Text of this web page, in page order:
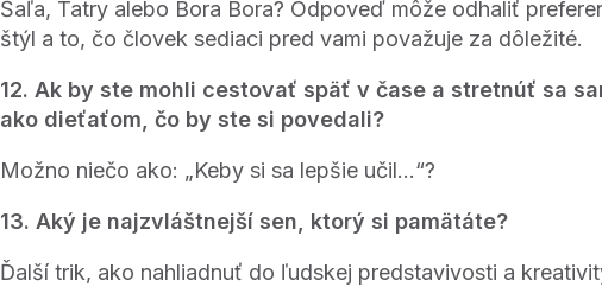
Šaľa, Tatry alebo Bora Bora? Odpoveď môže odhaliť
štýl a to, čo človek sediaci pred vami považuje za dôležité.
12. Ak by ste mohli cestovať späť v čase a stretnúť sa
ako dieťaťom, čo by ste si povedali?
Možno niečo ako: „Keby si sa lepšie učil...“?
13. Aký je najzvláštnejší sen, ktorý si pamätáte?
Ďalší trik, ako nahliadnuť do ľudskej predstavivosti a